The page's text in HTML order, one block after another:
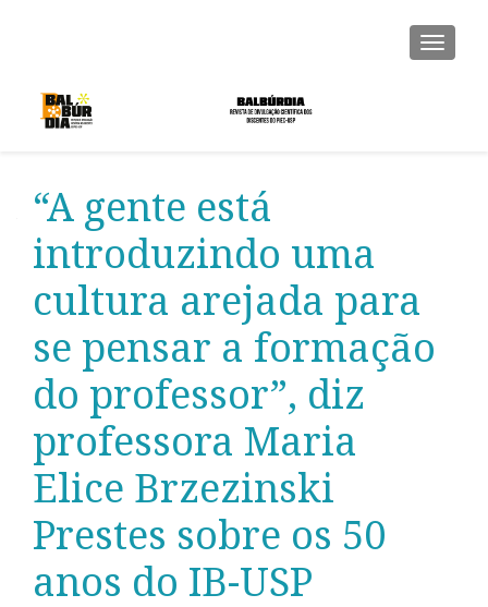
“A gente está
introduzindo uma
cultura arejada para
se pensar a formação
do professor”, diz
professora Maria
Elice Brzezinski
Prestes sobre os 50
anos do IB-USP